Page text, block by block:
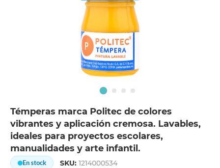
Témperas marca Politec de colores
vibrantes y aplicación cremosa. Lavables,
ideales para proyectos escolares,
manualidades y arte infantil.
En stock SKU:1214000534